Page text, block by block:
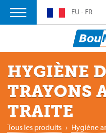
EU - FR
HYGIÈNE
TRAYONS
TRAITE
Tous les produits › Hygiène